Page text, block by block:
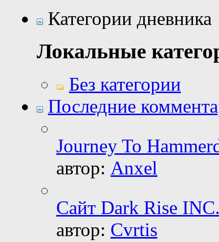
Категории дневника
Локальные
Без категории
Последние
Journey To
автор: Anxel
Сайт Dark Rise
автор: Cvrtis